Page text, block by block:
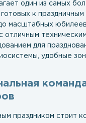
один из самых
к
масштабных
отличным
для
удобные
праздником стоит